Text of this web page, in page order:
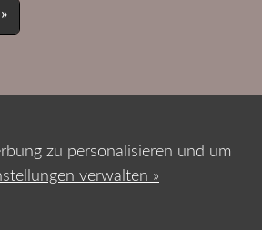
Barrierefreiheit
Cookie Einstellungen
Marketing byWinLocal
zu personalisieren und um
verwalten »